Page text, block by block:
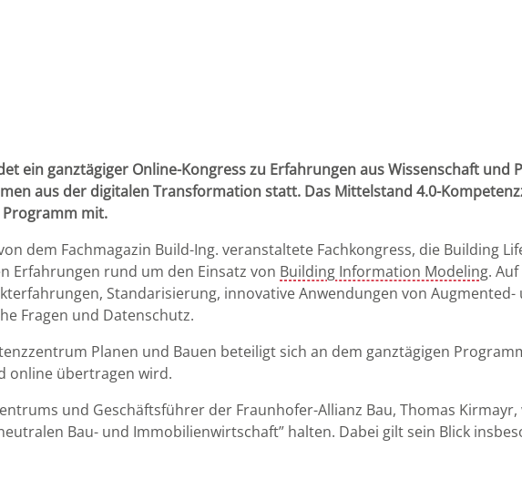
ein ganztägiger Online-Kongress zu Erfahrungen aus Wissenschaft
aus der digitalen Transformation statt. Das Mittelstand 4.0-
mit.
dem Fachmagazin Build-Ing. veranstaltete Fachkongress, die Building
Erfahrungen rund um den Einsatz von Building Information Modeling.
Standarisierung, innovative Anwendungen von
Fragen und Datenschutz.
Planen und Bauen beteiligt sich an dem ganztägigen
online übertragen wird.
und Geschäftsführer der Fraunhofer-Allianz Bau, Thomas
Bau- und Immobilienwirtschaft” halten. Dabei gilt sein Blick